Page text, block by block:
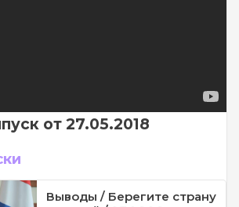
от 27.05.2018
Выводы / Берегите страну